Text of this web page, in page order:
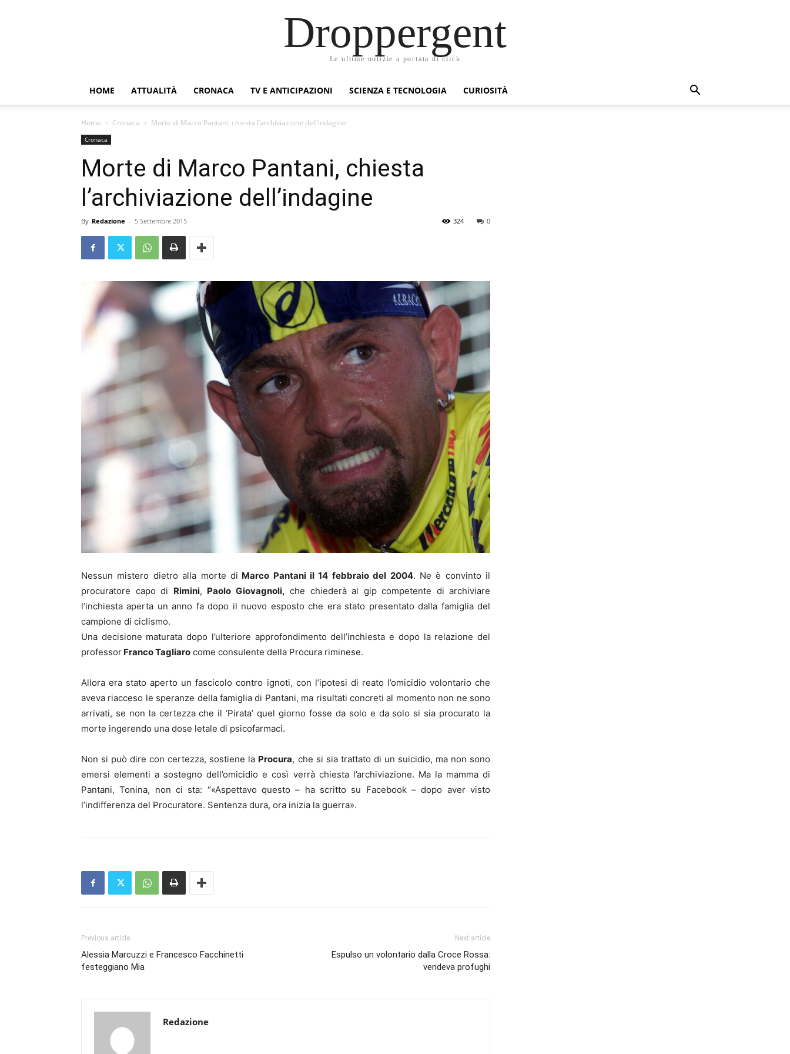
Droppergent
Le ultime notizie a portata di click
HOME ATTUALITÀ CRONACA TV E ANTICIPAZIONI SCIENZA E TECNOLOGIA CURIOSITÀ
Home Cronaca Morte di Marco Pantani, chiesta l’archiviazione dell’indagine
Cronaca
Morte di Marco Pantani, chiesta
l’archiviazione dell’indagine
By Redazione - 5 Settembre 2015 0
324
Nessun mistero dietro alla morte di Marco Pantani il 14 febbraio del 2004. Ne è convinto il
procuratore capo di Rimini, Paolo Giovagnoli, che chiederà al gip competente di archiviare
l’inchiesta aperta un anno fa dopo il nuovo esposto che era stato presentato dalla famiglia del
campione di ciclismo.
Una decisione maturata dopo l’ulteriore approfondimento dell’inchiesta e dopo la relazione del
professor Franco Tagliaro come consulente della Procura riminese.
Allora era stato aperto un fascicolo contro ignoti, con l’ipotesi di reato l’omicidio volontario che
aveva riacceso le speranze della famiglia di Pantani, ma risultati concreti al momento non ne sono
arrivati, se non la certezza che il ‘Pirata’ quel giorno fosse da solo e da solo si sia procurato la
morte ingerendo una dose letale di psicofarmaci.
Non si può dire con certezza, sostiene la Procura, che si sia trattato di un suicidio, ma non sono
emersi elementi a sostegno dell’omicidio e così verrà chiesta l’archiviazione. Ma la mamma di
Pantani, Tonina, non ci sta: “«Aspettavo questo – ha scritto su Facebook – dopo aver visto
l’indifferenza del Procuratore. Sentenza dura, ora inizia la guerra».
Previous article
Alessia Marcuzzi e Francesco Facchinetti
festeggiano Mia
Next article
Espulso un volontario dalla Croce Rossa:
vendeva profughi
Redazione